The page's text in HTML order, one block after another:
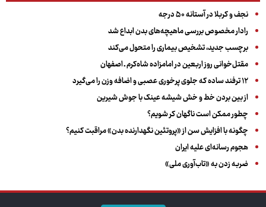
نجف و کربلا در آستانه ۵۰ درجه
رادار مخصوص بررسی ماهیچه‌های بدن ابداع شد
برچسب جدید، تشخیص بیماری را متحول می‌کند
مقتل‌خوانی روز اربعین در امامزاده شاه‌کرم ـ اصفهان
۱۲ ترفند ساده که جلوی پرخوری عصبی و اضافه ‌وزن را می‌گیرد
از بین بردن خط و خش شیشه عینک با جوش شیرین
چطور ممکن است ناگهان کر شویم؟
چگونه با افزایش سن از «پروتئین نگهدارنده بدن» مراقبت کنیم؟
هجوم رسانه‌ای علیه ایران
ضربه زدن به «تاب‌آوری ملی»